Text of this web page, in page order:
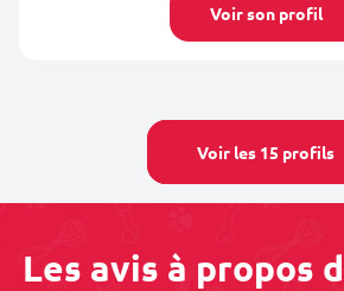
Voir son profil
Voir les 15 profils
Les avis à propos